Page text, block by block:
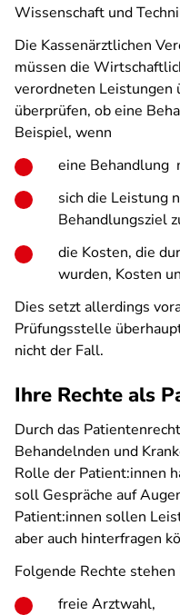
Wissenschaft und
Die Kassenärztlichen
müssen die
verordneten Leistungen
überprüfen, ob eine
Beispiel, wenn
eine Behandlung
sich die Leistung
Behandlungsziel
die Kosten, die
wurden, Kosten
Dies setzt allerdings
Prüfungsstelle
nicht der Fall.
Ihre Rechte als
Durch das
Behandelnden und
Rolle der Patient:innen
soll Gespräche auf
Patient:innen sollen
aber auch hinterfragen
Folgende Rechte stehen
freie Arztwahl,